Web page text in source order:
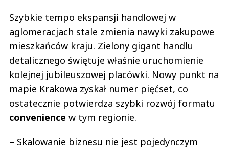
Szybkie tempo ekspansji handlowej w
aglomeracjach stale zmienia nawyki zakupowe
mieszkańców kraju. Zielony gigant handlu
detalicznego świętuje właśnie uruchomienie
kolejnej jubileuszowej placówki. Nowy punkt na
mapie Krakowa zyskał numer pięćset, co
ostatecznie potwierdza szybki rozwój formatu
convenience w tym regionie.
– Skalowanie biznesu nie jest pojedynczym